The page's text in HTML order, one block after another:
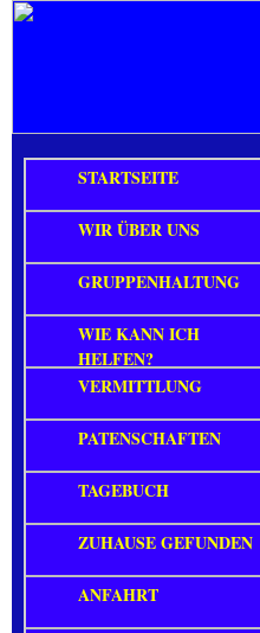
STARTSEITE
WIR ÜBER UNS
GRUPPENHALTUNG
WIE KANN ICH
HELFEN?
VERMITTLUNG
PATENSCHAFTEN
TAGEBUCH
ZUHAUSE GEFUNDEN
ANFAHRT